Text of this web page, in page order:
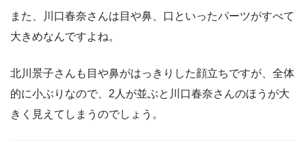
また、川口春奈さんは目や鼻、口といったパーツがすべて
大きめなんですよね。
北川景子さんも目や鼻がはっきりした顔立ちですが、全体
的に小ぶりなので、2人が並ぶと川口春奈さんのほうが大
きく見えてしまうのでしょう。